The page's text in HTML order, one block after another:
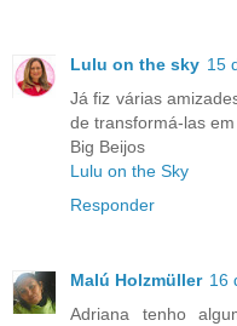
Lulu on the sky 15
Já fiz várias
de transformá-las
Big Beijos
Lulu on the Sky
Responder
Malú Holzmüller 16
Adriana tenho